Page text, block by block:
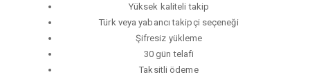
Yüksek kaliteli takip
Türk veya yabancı takipçi seçeneği
Şifresiz yükleme
30 gün telafi
Taksitli ödeme